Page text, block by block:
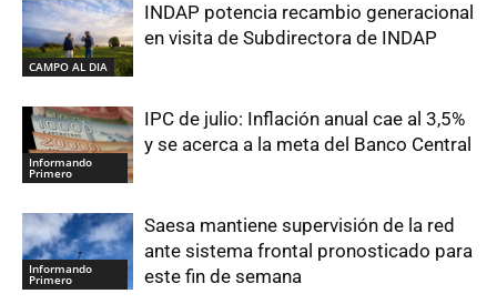
CAMPO AL DIA
INDAP potencia recambio generacional
en visita de Subdirectora de INDAP
Informando
Primero
IPC de julio: Inflación anual cae al 3,5%
y se acerca a la meta del Banco Central
Informando
Primero
Saesa mantiene supervisión de la red
ante sistema frontal pronosticado para
este fin de semana